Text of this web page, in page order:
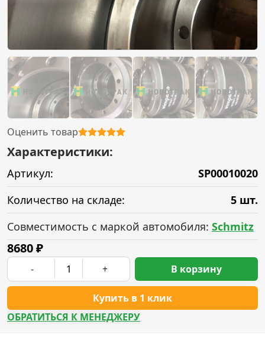
Оценить товар
Характеристики:
Артикул:
SP00010020
Количество на складе:
5 шт.
Совместимость с маркой автомобиля: Schmitz
8680₽
- +
Купить в 1 клик
В корзину
ОБРАТИТЬСЯ К МЕНЕДЖЕРУ